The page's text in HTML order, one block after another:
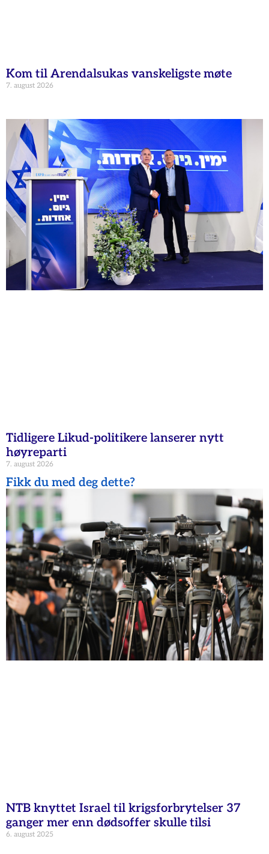
Kom til Arendalsukas vanskeligste møte
7. august 2026
Tidligere Likud-politikere lanserer nytt
høyreparti
7. august 2026
Fikk du med deg dette?
NTB knyttet Israel til krigsforbrytelser 37
ganger mer enn dødsoffer skulle tilsi
6. august 2025